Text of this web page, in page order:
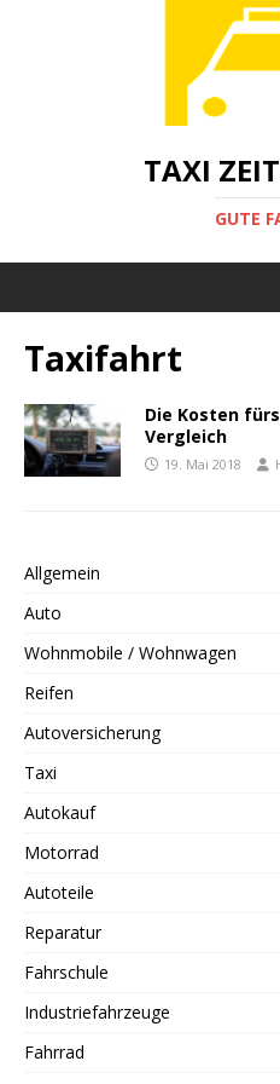
TAXI
GUTE
Taxifahrt
Die Kosten
Vergleich
19. Mai 2018
Allgemein
Auto
Wohnmobile / Wohnwagen
Reifen
Autoversicherung
Taxi
Autokauf
Motorrad
Autoteile
Reparatur
Fahrschule
Industriefahrzeuge
Fahrrad